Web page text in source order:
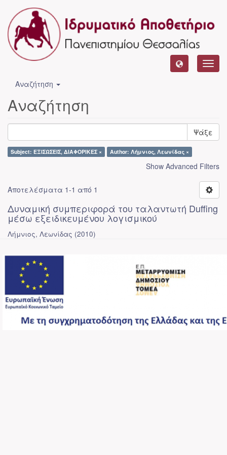
Αναζήτηση
Αναζήτηση
Ψάξε
Subject: ΕΞΙΣΩΣΕΙΣ, ΔΙΑΦΟΡΙΚΕΣ × Author: Λήμνιος, Λεωνίδας ×
Show Advanced Filters
Αποτελέσματα 1-1 από 1
Δυναμική συμπεριφορά του ταλαντωτή Duffing
μέσω εξειδικευμένου λογισμικού
Λήμνιος, Λεωνίδας (2010)